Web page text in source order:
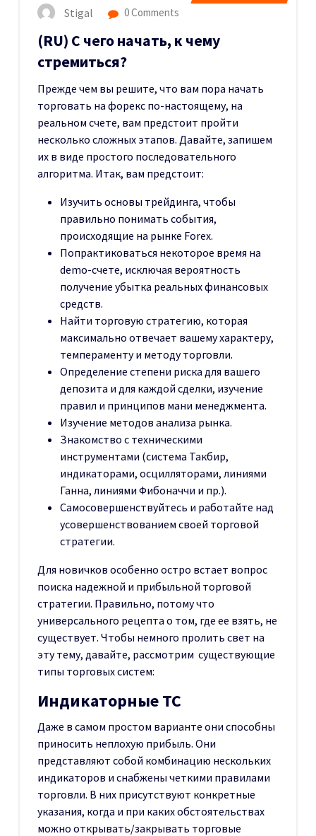
Stigal 0 Comments
(RU) С чего начать, к чему
стремиться?
Прежде чем вы решите, что вам пора начать
торговать на форекс по-настоящему, на
реальном счете, вам предстоит пройти
несколько сложных этапов. Давайте, запишем
их в виде простого последовательного
алгоритма. Итак, вам предстоит:
Изучить основы трейдинга, чтобы
правильно понимать события,
происходящие на рынке Forex.
Попрактиковаться некоторое время на
demo-счете, исключая вероятность
получение убытка реальных финансовых
средств.
Найти торговую стратегию, которая
максимально отвечает вашему характеру,
темпераменту и методу торговли.
Определение степени риска для вашего
депозита и для каждой сделки, изучение
правил и принципов мани менеджмента.
Изучение методов анализа рынка.
Знакомство с техническими
инструментами (система Такбир,
индикаторами, осцилляторами, линиями
Ганна, линиями Фибоначчи и пр.).
Самосовершенствуйтесь и работайте над
усовершенствованием своей торговой
стратегии.
Для новичков особенно остро встает вопрос
поиска надежной и прибыльной торговой
стратегии. Правильно, потому что
универсального рецепта о том, где ее взять, не
существует. Чтобы немного пролить свет на
эту тему, давайте, рассмотрим существующие
типы торговых систем:
Индикаторные ТС
Даже в самом простом варианте они способны
приносить неплохую прибыль. Они
представляют собой комбинацию нескольких
индикаторов и снабжены четкими правилами
торговли. В них присутствуют конкретные
указания, когда и при каких обстоятельствах
можно открывать/закрывать торговые